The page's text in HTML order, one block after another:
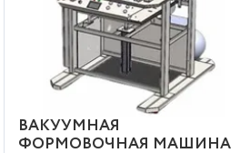
ВАКУУМНАЯ
ФОРМОВОЧНАЯ МАШИНА